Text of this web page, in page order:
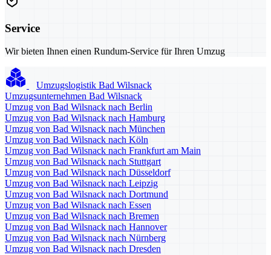
Service
Wir bieten Ihnen einen Rundum-Service für Ihren Umzug
Umzugslogistik Bad Wilsnack
Umzugsunternehmen Bad Wilsnack
Umzug von Bad Wilsnack nach Berlin
Umzug von Bad Wilsnack nach Hamburg
Umzug von Bad Wilsnack nach München
Umzug von Bad Wilsnack nach Köln
Umzug von Bad Wilsnack nach Frankfurt am Main
Umzug von Bad Wilsnack nach Stuttgart
Umzug von Bad Wilsnack nach Düsseldorf
Umzug von Bad Wilsnack nach Leipzig
Umzug von Bad Wilsnack nach Dortmund
Umzug von Bad Wilsnack nach Essen
Umzug von Bad Wilsnack nach Bremen
Umzug von Bad Wilsnack nach Hannover
Umzug von Bad Wilsnack nach Nürnberg
Umzug von Bad Wilsnack nach Dresden